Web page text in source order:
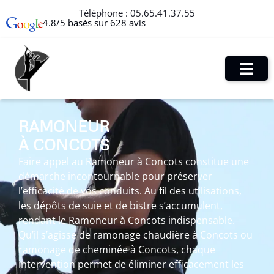
Téléphone : 05.65.41.37.55
4.8/5 basés sur 628 avis
RAMONEUR
À CONCOTS
Faire appel au Ramoneur à Concots constitue une
démarche incontournable pour préserver
l’efficacité de vos conduits. Au fil des utilisations,
les dépôts de suie et de bistre s’accumulent,
rendant le Ramoneur à Concots indispensable.
Qu’il s’agisse de ramonage chaudière à Concots ou
ramonage de cheminée à Concots, chaque
intervention permet de éliminer efficacement les